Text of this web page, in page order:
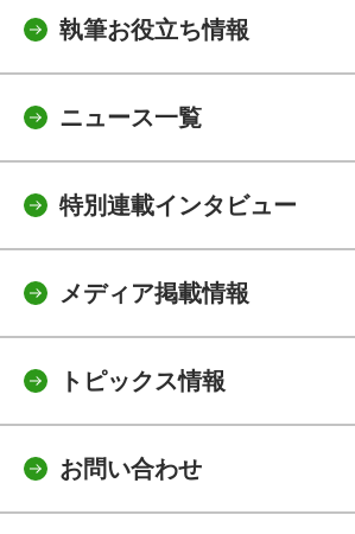
執筆お役立ち情報
ニュース一覧
特別連載インタビュー
メディア掲載情報
トピックス情報
お問い合わせ